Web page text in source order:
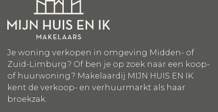
Je woning verkopen in omgeving Midden- of
Zuid-Limburg? Of ben je op zoek naar een koop-
of huurwoning? Makelaardij MIJN HUIS EN IK
kent de verkoop- en verhuurmarkt als haar
broekzak.